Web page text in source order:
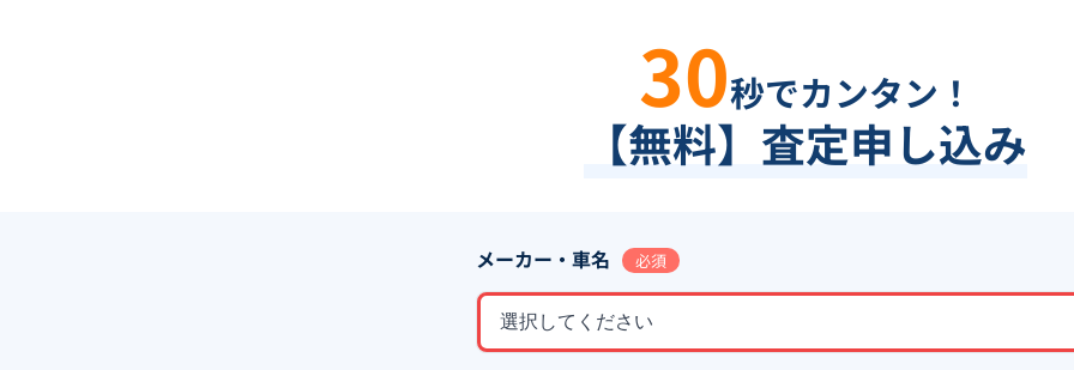
30秒でカンタン！
【無料】査定申し込み
メーカー・車名 必須
選択してください